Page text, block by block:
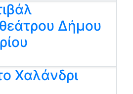
Δήμου
Χαλάνδρι